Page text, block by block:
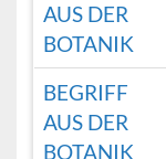
AUS DER
BOTANIK
BEGRIFF
AUS DER
BOTANIK